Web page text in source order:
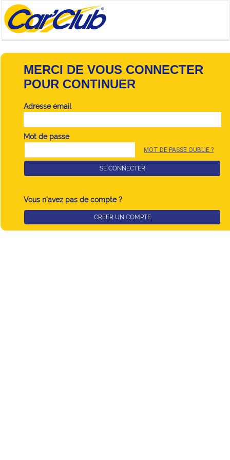
MERCI DE VOUS CONNECTER
POUR CONTINUER
Adresse email
Mot de passe
MOT DE PASSE OUBLIE ?
SE CONNECTER
Vous n'avez pas de compte ?
CREER UN COMPTE